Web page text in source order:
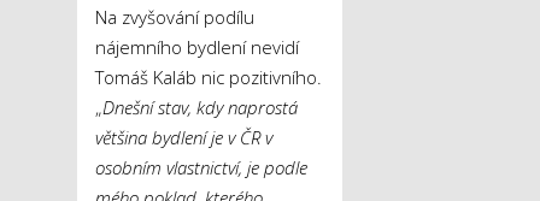
Na zvyšování podílu
nájemního bydlení nevidí
Tomáš Kaláb nic pozitivního.
„Dnešní stav, kdy naprostá
většina bydlení je v ČR v
osobním vlastnictví, je podle